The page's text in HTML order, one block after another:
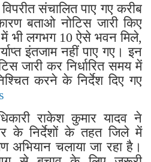
संचालित पाए गए करीब
बताओ नोटिस जारी किए
भी लगभग 10 ऐसे भवन मिले,
इंतजाम नहीं पाए गए। इन
जारी कर निर्धारित समय में
करने के निर्देश दिए गए
राकेश कुमार यादव ने
के निर्देशों के तहत जिले में
अभियान चलाया जा रहा है।